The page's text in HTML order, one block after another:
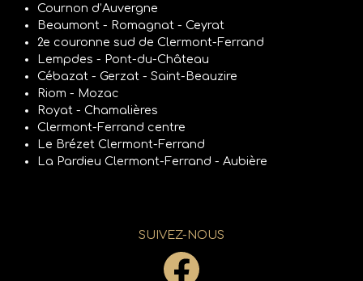
Cournon d’Auvergne
Beaumont - Romagnat - Ceyrat
2e couronne sud de Clermont-Ferrand
Lempdes - Pont-du-Château
Cébazat - Gerzat - Saint-Beauzire
Riom - Mozac
Royat - Chamalières
Clermont-Ferrand centre
Le Brézet Clermont-Ferrand
La Pardieu Clermont-Ferrand - Aubière
SUIVEZ-NOUS